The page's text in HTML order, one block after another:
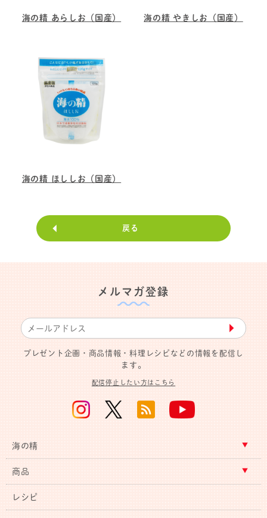
海の精 あらしお（国産） 海の精 やきしお（国産）
海の精 ほししお（国産）
戻る
メルマガ登録
▶︎
プレゼント企画・商品情報・料理レシピなどの情報を配信し
ます。
配信停止したい方はこちら
海の精
商品
レシピ